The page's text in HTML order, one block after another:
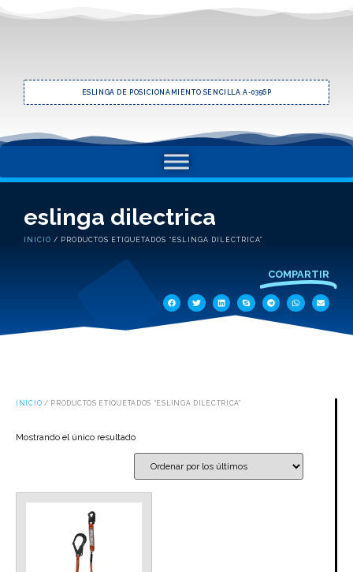
ESLINGA DE POSICIONAMIENTO SENCILLA A-0356P
eslinga dilectrica
INICIO / PRODUCTOS ETIQUETADOS “ESLINGA DILECTRICA”
COMPARTIR
INICIO / PRODUCTOS ETIQUETADOS “ESLINGA DILECTRICA”
Mostrando el único resultado